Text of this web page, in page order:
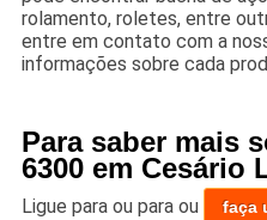
rolamento, roletes, entre
entre em contato com a
informações sobre cada
Para saber mais
6300 em Cesário
Ligue para ou para ou faça